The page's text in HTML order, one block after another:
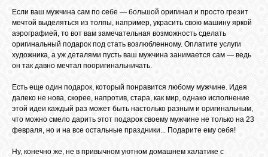
Если ваш мужчина сам по себе — большой оригинал и просто грезит
мечтой выделяться из толпы, например, украсить свою машину яркой
аэрографией, то вот вам замечательная возможность сделать
оригинальный подарок под стать возлюбленному. Оплатите услуги
художника, а уж деталями пусть ваш мужчина занимается сам — ведь
он так давно мечтал пооригинальничать.
Есть еще один подарок, который понравится любому мужчине. Идея
далеко не нова, скорее, напротив, стара, как мир, однако исполнение
этой идеи каждый раз может быть настолько разным и оригинальным,
что можно смело дарить этот подарок своему мужчине не только на 23
февраля, но и на все остальные праздники... Подарите ему себя!
Ну, конечно же, не в привычном уютном домашнем халатике с